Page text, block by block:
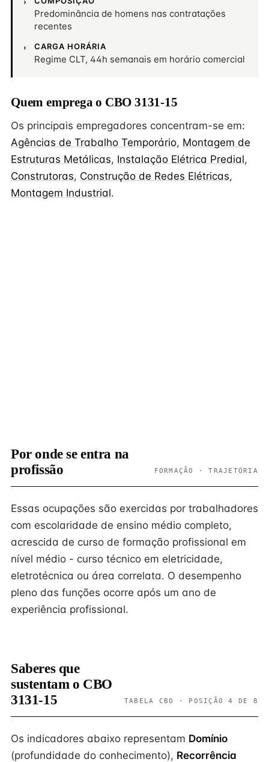
Predominância de homens nas contratações
recentes
CARGA HORÁRIA
Regime CLT, 44h semanais em horário comercial
Quem emprega o CBO 3131-15
Os principais empregadores concentram-se em:
Agências de Trabalho Temporário, Montagem de
Estruturas Metálicas, Instalação Elétrica Predial,
Construtoras, Construção de Redes Elétricas,
Montagem Industrial.
Por onde se entra na
profissão
FORMAÇÃO · TRAJETÓRIA
Essas ocupações são exercidas por trabalhadores
com escolaridade de ensino médio completo,
acrescida de curso de formação profissional em
nível médio - curso técnico em eletricidade,
eletrotécnica ou área correlata. O desempenho
pleno das funções ocorre após um ano de
experiência profissional.
Saberes que
sustentam o CBO
3131-15
TABELA CBO · POSIÇÃO 4 DE 8
Os indicadores abaixo representam Domínio
(profundidade do conhecimento), Recorrência